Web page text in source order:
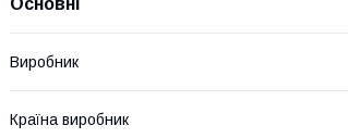
Виробник
Країна виробник